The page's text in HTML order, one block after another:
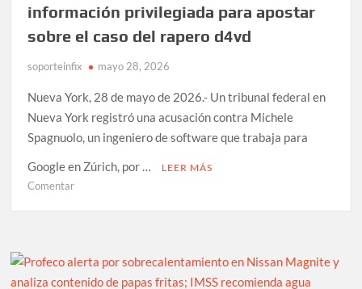
ronda
financiación
serie
información privilegiada para apostar
sobre el caso del rapero d4vd
soporteinfix mayo 28, 2026
Nueva York, 28 de mayo de 2026.- Un tribunal federal en
Nueva York registró una acusación contra Michele
Spagnuolo, un ingeniero de software que trabaja para
Google en Zúrich, por …
LEER MÁS
Comentaren
de